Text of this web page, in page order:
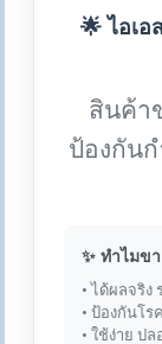
🌟 ไอเ
สินค้า
ป้องกัน
✨ ทำไมข
• ได้ผลจริง
• ป้องกันโ
• ใช้ง่าย ป